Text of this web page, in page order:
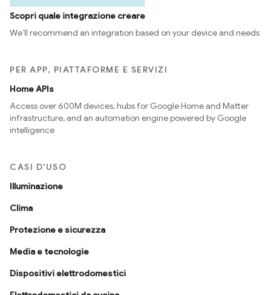
Scopri quale integrazione creare
We’ll recommend an integration based on your device and needs
PER APP, PIATTAFORME E SERVIZI
Home APIs
Access over 600M devices, hubs for Google Home and Matter
infrastructure, and an automation engine powered by Google
intelligence
CASI D'USO
Illuminazione
Clima
Protezione e sicurezza
Media e tecnologie
Dispositivi elettrodomestici